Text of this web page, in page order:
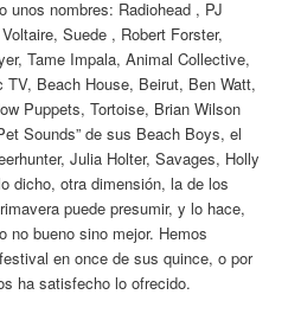
unos nombres: Radiohead , PJ
Suede , Robert Forster,
Tame Impala, Animal Collective,
Beach House, Beirut, Ben Watt,
Puppets, Tortoise, Brian Wilson
Sounds” de sus Beach Boys, el
Julia Holter, Savages, Holly
dicho, otra dimensión, la de los
puede presumir, y lo hace,
no bueno sino mejor. Hemos
en once de sus quince, o por
ha satisfecho lo ofrecido.